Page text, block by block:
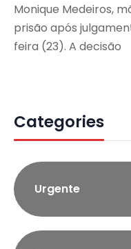
Monique Medeiros,
prisão após
feira (23). A decisão
Categories
Urgente